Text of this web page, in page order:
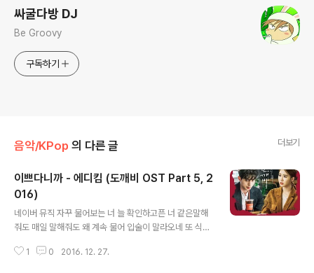
싸굴다방 DJ
Be Groovy
구독하기
음악/KPop 의 다른 글 더보기
이쁘다니까 - 에디킴 (도깨비 OST Part 5, 2
016)
네이버 뮤직 자꾸 물어보는 너 늘 확인하고픈 너 같은말해
줘도 매일 말해줘도 왜 계속 물어 입술이 말라오네 또 식은
싶은 말 나를 시험하는 말 너 정말 이쁘다 이쁘다 이쁘다니
1 0 2016. 12. 27.